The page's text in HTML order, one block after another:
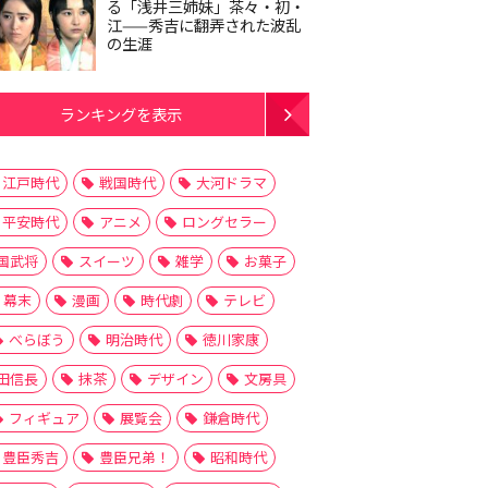
る「浅井三姉妹」茶々・初・
江——秀吉に翻弄された波乱
の生涯
ランキングを表示
江戸時代 戦国時代
大河ドラマ
平安時代
アニメ
ロングセラー
武将
スイーツ 雑学
お菓子
幕末
漫画 時代劇
テレビ
べらぼう
明治時代
徳川家康
信長
抹茶 デザイン
文房具
フィギュア
展覧会
鎌倉時代
豊臣秀吉
豊臣兄弟！
昭和時代